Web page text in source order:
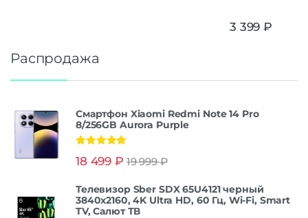
3 399 ₽
Распродажа
Смартфон Xiaomi Redmi Note 14 Pro
8/256GB Aurora Purple
из 5
18 499 ₽ 19 999₽
Телевизор Sber SDX 65U4121 черный
3840x2160, 4K Ultra HD, 60 Гц, Wi-Fi, Smart
TV, Салют ТВ